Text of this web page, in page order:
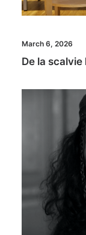
March 6, 2026
De la